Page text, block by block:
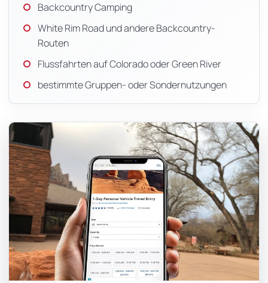
Backcountry Camping
White Rim Road und andere Backcountry-
Routen
Flussfahrten auf Colorado oder Green River
bestimmte Gruppen- oder Sondernutzungen